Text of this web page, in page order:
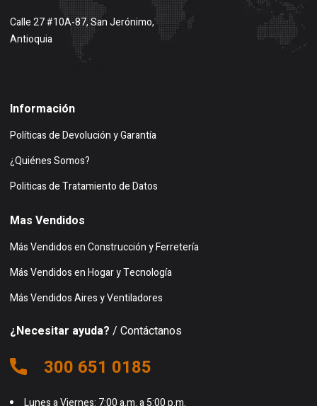
Calle 27 #10A-87, San Jerónimo,
Antioquia
Información
Políticas de Devolución y Garantía
¿Quiénes Somos?
Politicas de Tratamiento de Datos
Mas Vendidos
Más Vendidos en Construcción y Ferretería
Más Vendidos en Hogar y Tecnología
Más Vendidos Aires y Ventiladores
¿Necesitar ayuda? / Contáctanos
300 651 0185
Lunes a Viernes: 7:00 a.m. a 5:00 p.m.